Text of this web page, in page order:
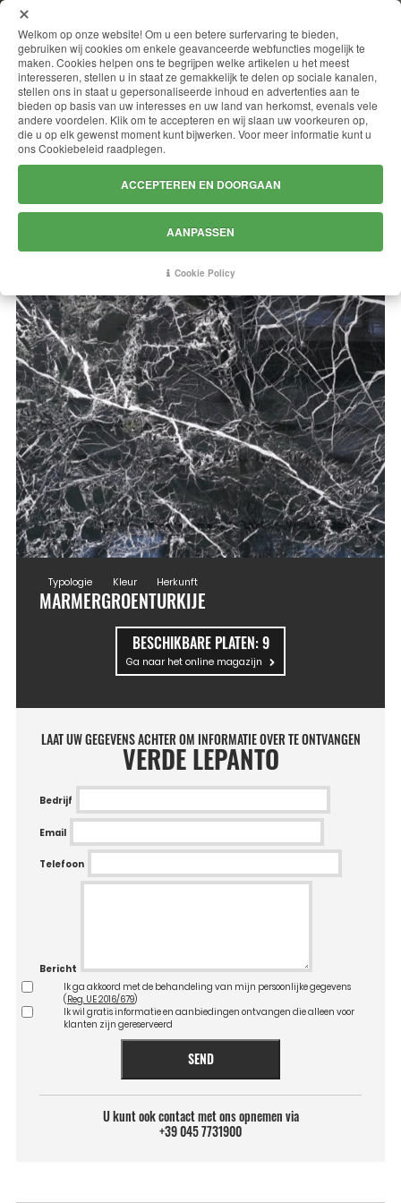
VERDE LEPANTO
Typologie
MARMER
Kleur
GROEN
Herkunft
TURKIJE
BESCHIKBARE PLATEN:9
Ga naar het online magazijn
LAAT UW GEGEVENS ACHTER OM INFORMATIE OVER TE ONTVANGEN
VERDE LEPANTO
Bedrijf
Email
Telefoon
Bericht
Ik ga akkoord met de behandeling van mijn persoonlijke gegevens
( Reg. UE 2016/679)
Ik wil gratis informatie en aanbiedingen ontvangen die alleen voor
klanten zijn gereserveerd
SEND
U kunt ook contact met ons opnemen via
+39 045 7731900
Welkom op onze website! Om u een betere surfervaring te bieden,
gebruiken wij cookies om enkele geavanceerde webfuncties mogelijk te
maken. Cookies helpen ons te begrijpen welke artikelen u het meest
interesseren, stellen u in staat ze gemakkelijk te delen op sociale kanalen,
stellen ons in staat u gepersonaliseerde inhoud en advertenties aan te
bieden op basis van uw interesses en uw land van herkomst, evenals vele
andere voordelen. Klik om te accepteren en wij slaan uw voorkeuren op,
die u op elk gewenst moment kunt bijwerken. Voor meer informatie kunt u
ons Cookiebeleid raadplegen.
ACCEPTEREN EN DOORGAAN
AANPASSEN
Cookie Policy